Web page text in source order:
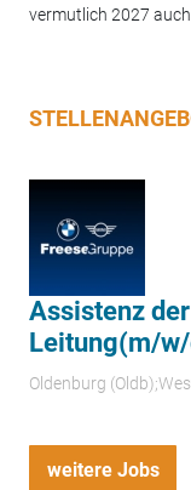
vermutlich 2027
Assistenz
Leitung(m/
Oldenburg
weitere Jobs